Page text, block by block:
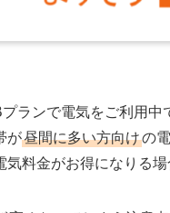
ランで電気をご利用中
が昼間に多い方向けの
料金がお得になりる場